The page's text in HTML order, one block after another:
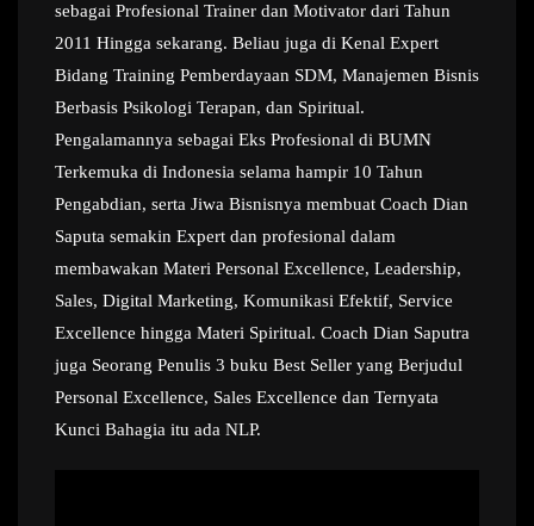
sebagai Profesional Trainer dan Motivator dari Tahun
2011 Hingga sekarang. Beliau juga di Kenal Expert
Bidang Training Pemberdayaan SDM, Manajemen Bisnis
Berbasis Psikologi Terapan, dan Spiritual.
Pengalamannya sebagai Eks Profesional di BUMN
Terkemuka di Indonesia selama hampir 10 Tahun
Pengabdian, serta Jiwa Bisnisnya membuat Coach Dian
Saputa semakin Expert dan profesional dalam
membawakan Materi Personal Excellence, Leadership,
Sales, Digital Marketing, Komunikasi Efektif, Service
Excellence hingga Materi Spiritual. Coach Dian Saputra
juga Seorang Penulis 3 buku Best Seller yang Berjudul
Personal Excellence, Sales Excellence dan Ternyata
Kunci Bahagia itu ada NLP.